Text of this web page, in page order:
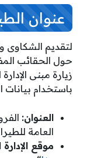
عنوان
لتقديم
حول الحقائب
زيارة مبنى
باستخدام بيانات
العنوان:
العامة
موقع